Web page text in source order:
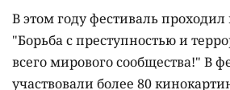
В этом году фестиваль
"Борьба с преступностью и
всего мирового сообщества!" В
участвовали более 80